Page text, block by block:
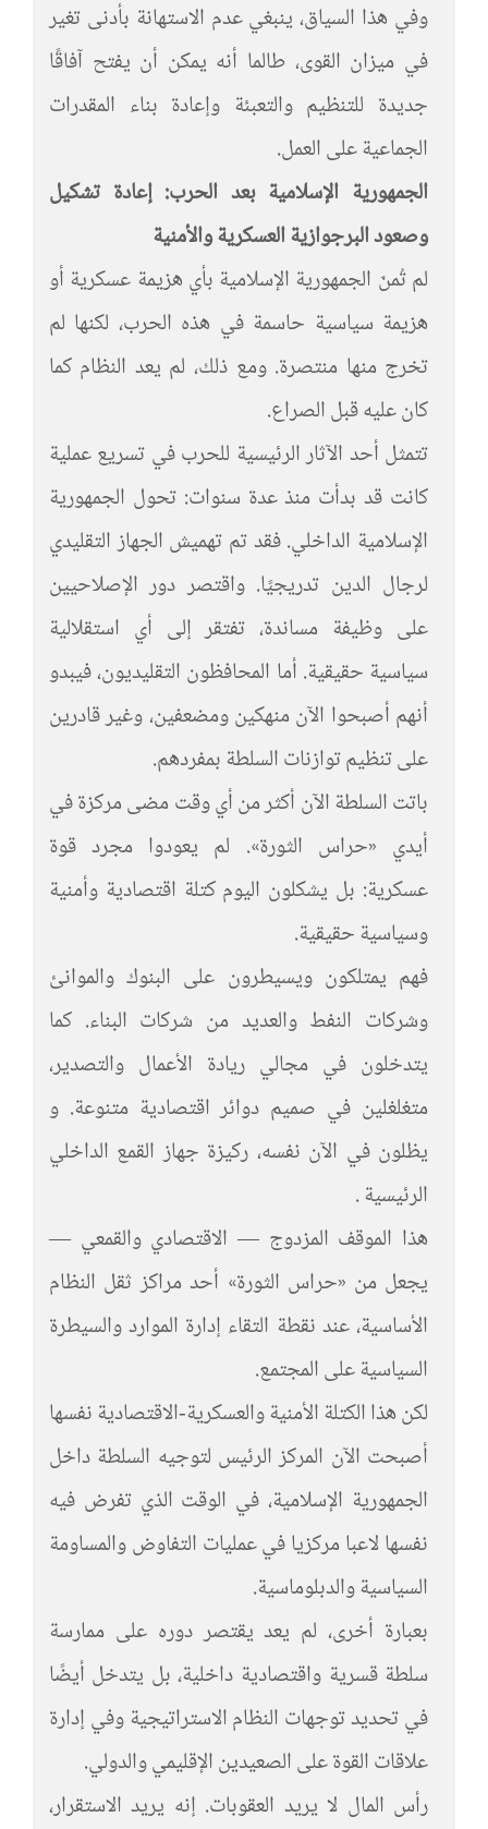
وفي هذا السياق، ينبغي عدم الاستهانة بأدنى تغير
في ميزان القوى، طالما أنه يمكن أن يفتح آفاقًا
جديدة للتنظيم والتعبئة وإعادة بناء المقدرات
الجماعية على العمل.
الجمهورية الإسلامية بعد الحرب: إعادة تشكيل
وصعود البرجوازية العسكرية والأمنية
لم تُمنَ الجمهورية الإسلامية بأي هزيمة عسكرية أو
هزيمة سياسية حاسمة في هذه الحرب، لكنها لم
تخرج منها منتصرة. ومع ذلك، لم يعد النظام كما
كان عليه قبل الصراع.
تتمثل أحد الآثار الرئيسية للحرب في تسريع عملية
كانت قد بدأت منذ عدة سنوات: تحول الجمهورية
الإسلامية الداخلي. فقد تم تهميش الجهاز التقليدي
لرجال الدين تدريجيًا. واقتصر دور الإصلاحيين
على وظيفة مساندة، تفتقر إلى أي استقلالية
سياسية حقيقية. أما المحافظون التقليديون، فيبدو
أنهم أصبحوا الآن منهكين ومضعفين، وغير قادرين
على تنظيم توازنات السلطة بمفردهم.
باتت السلطة الآن أكثر من أي وقت مضى مركزة في
أيدي «حراس الثورة». لم يعودوا مجرد قوة
عسكرية: بل يشكلون اليوم كتلة اقتصادية وأمنية
وسياسية حقيقية.
فهم يمتلكون ويسيطرون على البنوك والموانئ
وشركات النفط والعديد من شركات البناء. كما
يتدخلون في مجالي ريادة الأعمال والتصدير،
متغلغلين في صميم دوائر اقتصادية متنوعة. و
يظلون في الآن نفسه، ركيزة جهاز القمع الداخلي
الرئيسية .
هذا الموقف المزدوج — الاقتصادي والقمعي —
يجعل من «حراس الثورة» أحد مراكز ثقل النظام
الأساسية، عند نقطة التقاء إدارة الموارد والسيطرة
السياسية على المجتمع.
لكن هذا الكتلة الأمنية والعسكرية-الاقتصادية نفسها
أصبحت الآن المركز الرئيس لتوجيه السلطة داخل
الجمهورية الإسلامية، في الوقت الذي تفرض فيه
نفسها لاعبا مركزيا في عمليات التفاوض والمساومة
السياسية والدبلوماسية.
بعبارة أخرى، لم يعد يقتصر دوره على ممارسة
سلطة قسرية واقتصادية داخلية، بل يتدخل أيضًا
في تحديد توجهات النظام الاستراتيجية وفي إدارة
علاقات القوة على الصعيدين الإقليمي والدولي.
رأس المال لا يريد العقوبات. إنه يريد الاستقرار،